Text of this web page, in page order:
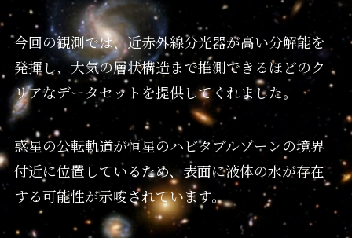
今回の観測では、近赤外線分光器が高い分解能を
発揮し、大気の層状構造まで推測できるほどのク
リアなデータセットを提供してくれました。
惑星の公転軌道が恒星のハビタブルゾーンの境界
付近に位置しているため、表面に液体の水が存在
する可能性が示唆されています。